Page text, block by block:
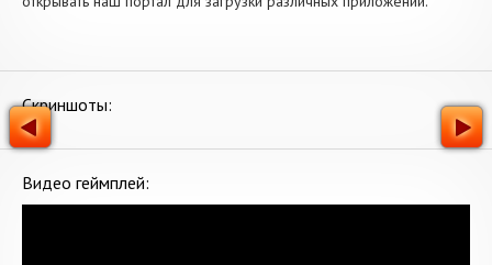
Скриншоты:
Видео геймплей: